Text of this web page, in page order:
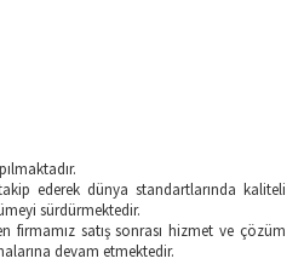
ederek dünya standartlarında kaliteli
sürdürmektedir.
firmamız satış sonrası hizmet ve çözüm
devam etmektedir.